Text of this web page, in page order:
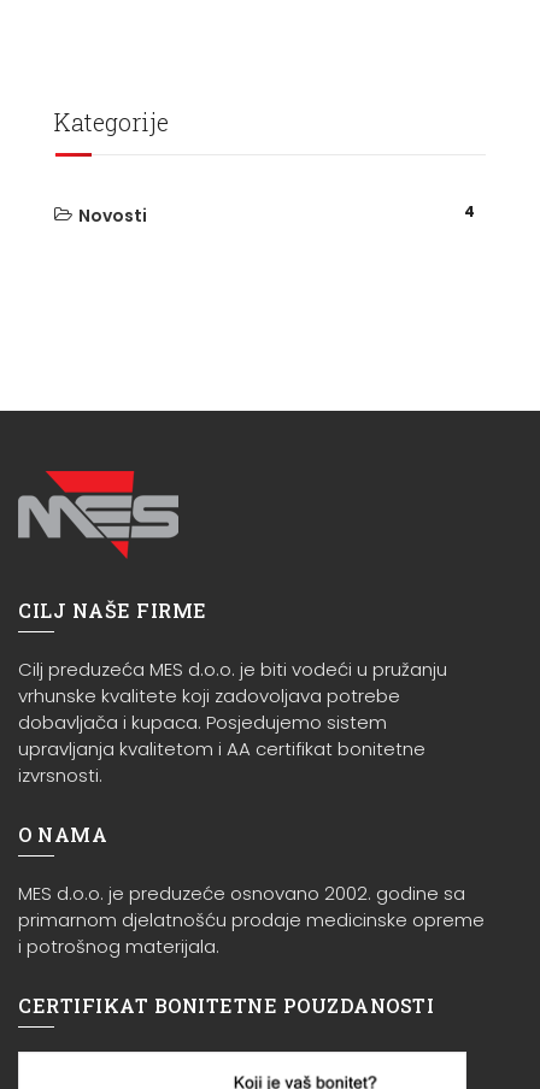
Kategorije
Novosti 4
CILJ NAŠE FIRME
Cilj preduzeća MES d.o.o. je biti vodeći u pružanju
vrhunske kvalitete koji zadovoljava potrebe
dobavljača i kupaca. Posjedujemo sistem
upravljanja kvalitetom i AA certifikat bonitetne
izvrsnosti.
O NAMA
MES d.o.o. je preduzeće osnovano 2002. godine sa
primarnom djelatnošću prodaje medicinske opreme
i potrošnog materijala.
CERTIFIKAT BONITETNE POUZDANOSTI